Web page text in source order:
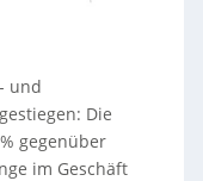
und
Die
gegenüber
im Geschäft